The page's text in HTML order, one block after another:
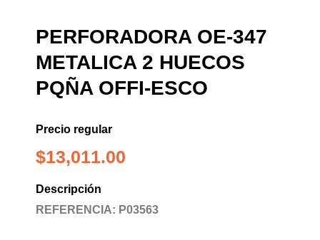
PERFORADORA OE-347
METALICA 2 HUECOS
PQÑA OFFI-ESCO
Precio regular
$13,011.00
Descripción
REFERENCIA: P03563